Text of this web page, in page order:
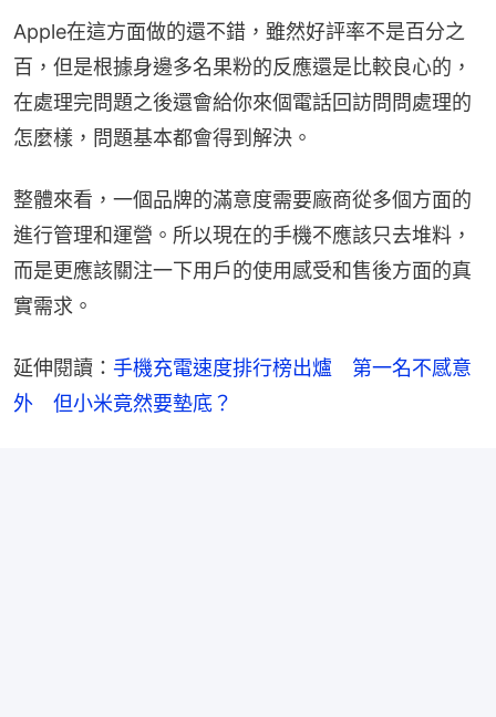
Apple在這方面做的還不錯，雖然好評率不是百分之
百，但是根據身邊多名果粉的反應還是比較良心的，
在處理完問題之後還會給你來個電話回訪問問處理的
怎麼樣，問題基本都會得到解決。
整體來看，一個品牌的滿意度需要廠商從多個方面的
進行管理和運營。所以現在的手機不應該只去堆料，
而是更應該關注一下用戶的使用感受和售後方面的真
實需求。
延伸閱讀： 手機充電速度排行榜出爐　第一名不感意
外　但小米竟然要墊底？